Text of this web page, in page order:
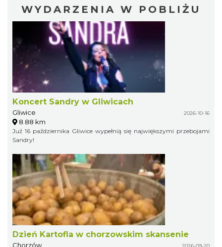
WYDARZENIA W POBLIŻU
Koncert Sandry w Gliwicach
Gliwice 2026-10-16
8.88 km
Już 16 października Gliwice wypełnią się największymi przebojami
Sandry!
Dzień Kartofla w chorzowskim skansenie
Chorzów